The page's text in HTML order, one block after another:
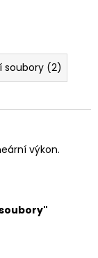
soubory (2)
výkon.